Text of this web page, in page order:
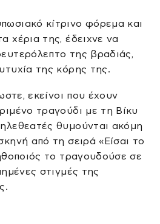
κίτρινο φόρεμα και
χέρια της, έδειχνε να
της βραδιάς,
της κόρης της.
εκείνοι που έχουν
τραγούδι με τη Βίκυ
θυμούνται ακόμη
από τη σειρά «Είσαι το
το τραγουδούσε σε
στιγμές της